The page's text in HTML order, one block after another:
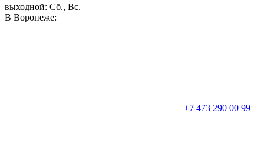
выходной: Сб., Вс.
В Воронеже:
+7 473 290 00 99